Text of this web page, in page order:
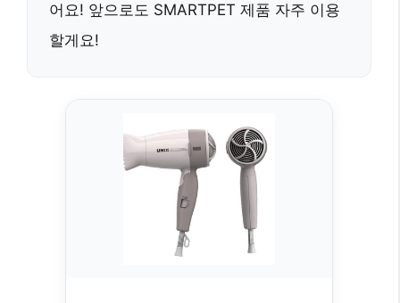
어요! 앞으로도 SMARTPET 제품 자주 이용
할게요!